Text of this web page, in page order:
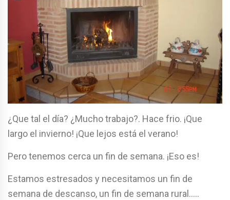
¿Que tal el día? ¿Mucho trabajo?. Hace frio. ¡Que
largo el invierno! ¡Que lejos está el verano!
Pero tenemos cerca un fin de semana. ¡Eso es!
Estamos estresados y necesitamos un fin de
semana de descanso, un fin de semana rural…..